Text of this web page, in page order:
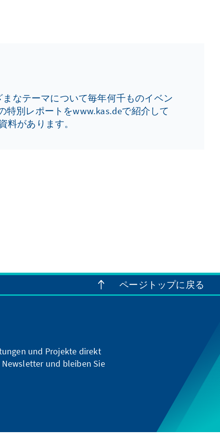
なテーマについて毎年何千ものイベン
別レポートをwww.kas.deで紹介して
があります。
ページトップに戻る
und Projekte direkt
und bleiben Sie